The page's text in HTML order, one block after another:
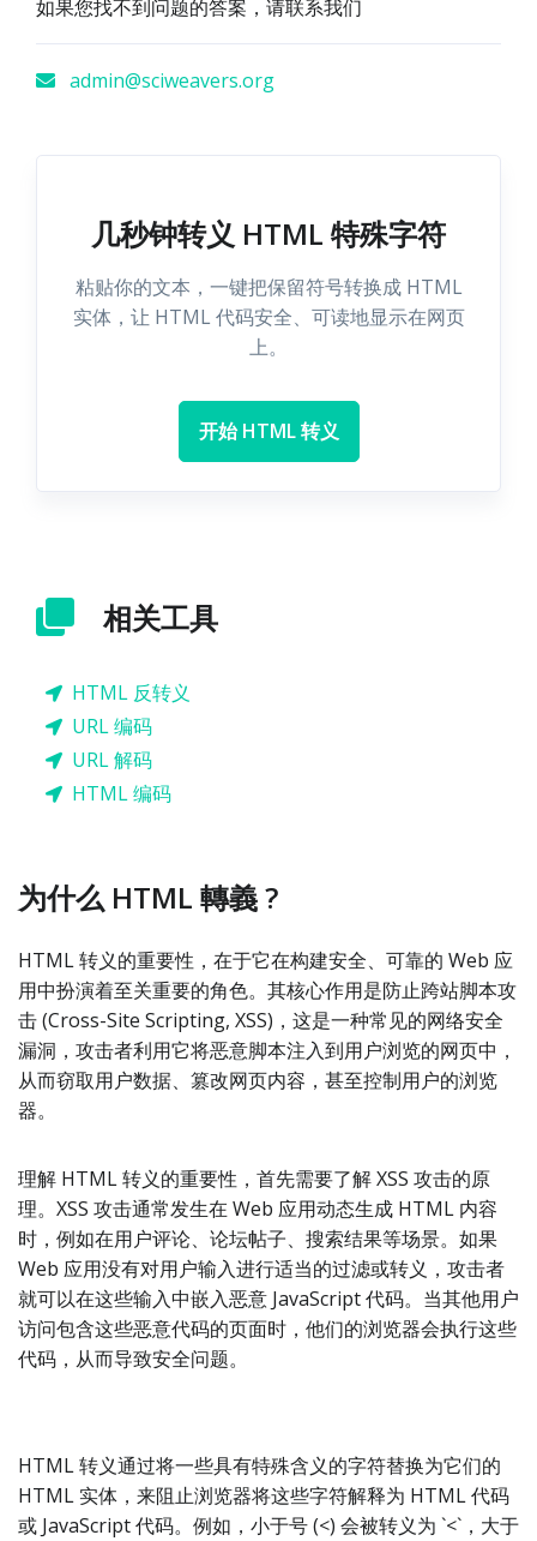
如果您找不到问题的答案，请联系我们
admin@sciweavers.org
几秒钟转义 HTML 特殊字符
粘贴你的文本，一键把保留符号转换成 HTML
实体，让 HTML 代码安全、可读地显示在网页
上。
开始 HTML 转义
相关工具
HTML 反转义
URL 编码
URL 解码
HTML 编码
为什么 HTML 轉義 ?
HTML 转义的重要性，在于它在构建安全、可靠的 Web 应
用中扮演着至关重要的角色。其核心作用是防止跨站脚本攻
击 (Cross-Site Scripting, XSS)，这是一种常见的网络安全
漏洞，攻击者利用它将恶意脚本注入到用户浏览的网页中，
从而窃取用户数据、篡改网页内容，甚至控制用户的浏览
器。
理解 HTML 转义的重要性，首先需要了解 XSS 攻击的原
理。XSS 攻击通常发生在 Web 应用动态生成 HTML 内容
时，例如在用户评论、论坛帖子、搜索结果等场景。如果
Web 应用没有对用户输入进行适当的过滤或转义，攻击者
就可以在这些输入中嵌入恶意 JavaScript 代码。当其他用户
访问包含这些恶意代码的页面时，他们的浏览器会执行这些
代码，从而导致安全问题。
HTML 转义通过将一些具有特殊含义的字符替换为它们的
HTML 实体，来阻止浏览器将这些字符解释为 HTML 代码
或 JavaScript 代码。例如，小于号 (<) 会被转义为 `<`，大于